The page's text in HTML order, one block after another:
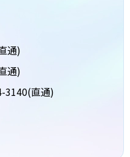
通)
通)
3140(直通)